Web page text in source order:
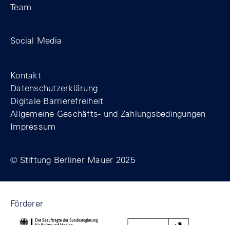
Team
Social Media
Kontakt
Datenschutzerklärung
Digitale Barrierefreiheit
Allgemeine Geschäfts- und Zahlungsbedingungen
Impressum
© Stiftung Berliner Mauer 2025
Förderer